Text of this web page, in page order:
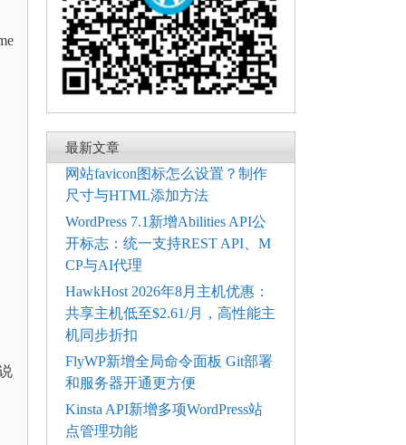
最新文章
网站favicon图标怎么设置？制作
尺寸与HTML添加方法
WordPress 7.1新增Abilities API公
开标志：统一支持REST API、M
CP与AI代理
HawkHost 2026年8月主机优惠：
共享主机低至$2.61/月，高性能主
机同步折扣
FlyWP新增全局命令面板 Git部署
和服务器开通更方便
Kinsta API新增多项WordPress站
点管理功能